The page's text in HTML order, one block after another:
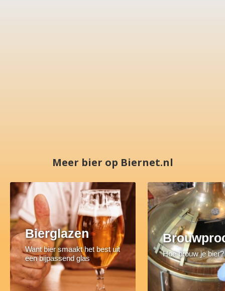
Meer bier op Biernet.nl
Bierglazen
Want bier smaakt het best uit
een bijpassend glas
Hoe brouw je bier?